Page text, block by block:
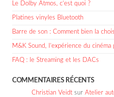
Le Dolby Atmos, c’est quoi ?
Platines vinyles Bluetooth
Barre de son : Comment bien la
M&K Sound, l’expérience du cinéma
FAQ : le Streaming et les DACs
COMMENTAIRES RÉCENTS
Christian Veidt sur Atelier